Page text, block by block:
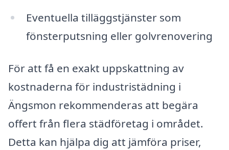
Eventuella tilläggstjänster som
fönsterputsning eller golvrenovering
För att få en exakt uppskattning av
kostnaderna för industristädning i
Ängsmon rekommenderas att begära
offert från flera städföretag i området.
Detta kan hjälpa dig att jämföra priser,